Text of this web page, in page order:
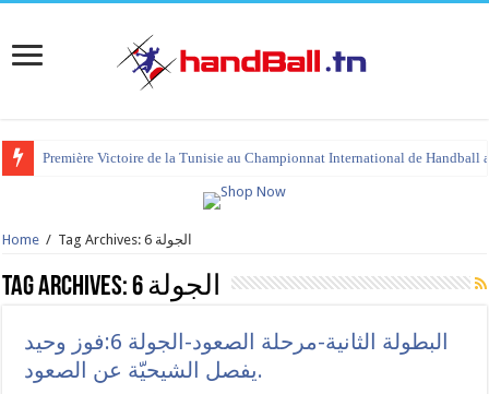
Première Victoire de la Tunisie au Championnat International de Handball
Home / Tag Archives: الجولة 6
Tag Archives: الجولة 6
البطولة الثانية-مرحلة الصعود-الجولة 6:فوز وحيد
يفصل الشيحيّة عن الصعود.